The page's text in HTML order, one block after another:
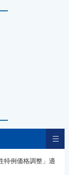
特例価格調整」適